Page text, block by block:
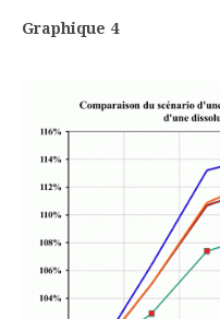
Graphique 4